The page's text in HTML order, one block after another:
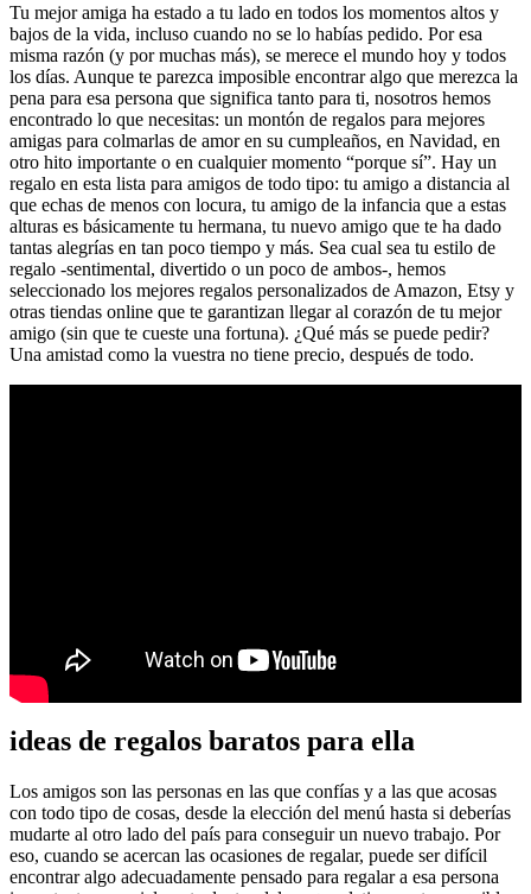
Tu mejor amiga ha estado a tu lado en todos los momentos altos y
bajos de la vida, incluso cuando no se lo habías pedido. Por esa
misma razón (y por muchas más), se merece el mundo hoy y todos
los días. Aunque te parezca imposible encontrar algo que merezca la
pena para esa persona que significa tanto para ti, nosotros hemos
encontrado lo que necesitas: un montón de regalos para mejores
amigas para colmarlas de amor en su cumpleaños, en Navidad, en
otro hito importante o en cualquier momento “porque sí”. Hay un
regalo en esta lista para amigos de todo tipo: tu amigo a distancia al
que echas de menos con locura, tu amigo de la infancia que a estas
alturas es básicamente tu hermana, tu nuevo amigo que te ha dado
tantas alegrías en tan poco tiempo y más. Sea cual sea tu estilo de
regalo -sentimental, divertido o un poco de ambos-, hemos
seleccionado los mejores regalos personalizados de Amazon, Etsy y
otras tiendas online que te garantizan llegar al corazón de tu mejor
amigo (sin que te cueste una fortuna). ¿Qué más se puede pedir?
Una amistad como la vuestra no tiene precio, después de todo.
ideas de regalos baratos para ella
Los amigos son las personas en las que confías y a las que acosas
con todo tipo de cosas, desde la elección del menú hasta si deberías
mudarte al otro lado del país para conseguir un nuevo trabajo. Por
eso, cuando se acercan las ocasiones de regalar, puede ser difícil
encontrar algo adecuadamente pensado para regalar a esa persona